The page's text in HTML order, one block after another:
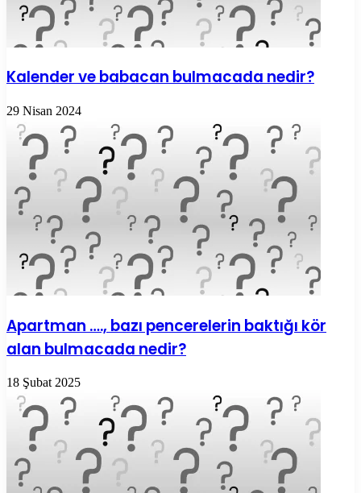
Kalender ve babacan bulmacada nedir?
29 Nisan 2024
Apartman …., bazı pencerelerin baktığı kör
alan bulmacada nedir?
18 Şubat 2025